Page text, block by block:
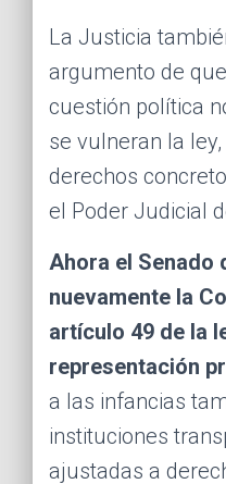
La Justicia
argumento de
cuestión política
se vulneran la
derechos
el Poder Judicial
Ahora el Senado
nuevamente la
artículo 49 de la
representación
a las infancias
instituciones
ajustadas a